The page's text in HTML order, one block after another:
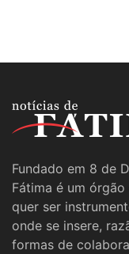
Fundado em 8 de
Fátima é um
quer ser
onde se insere,
formas de